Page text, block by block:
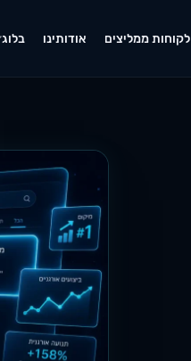
לקוחות ממליצים אודותינו בלוג